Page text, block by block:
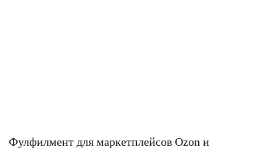
Фулфилмент для маркетплейсов Ozon и